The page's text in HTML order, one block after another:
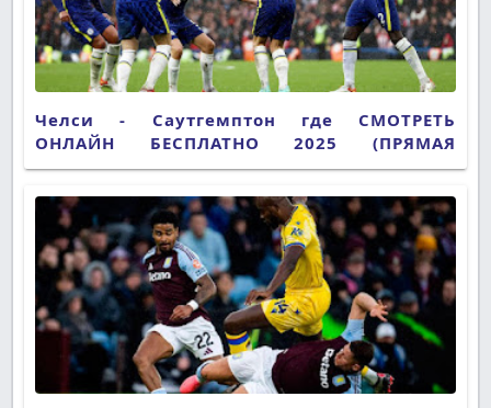
Челси - Саутгемптон где СМОТРЕТЬ
ОНЛАЙН БЕСПЛАТНО 2025 (ПРЯМАЯ
ТРАНСЛЯЦИЯ)